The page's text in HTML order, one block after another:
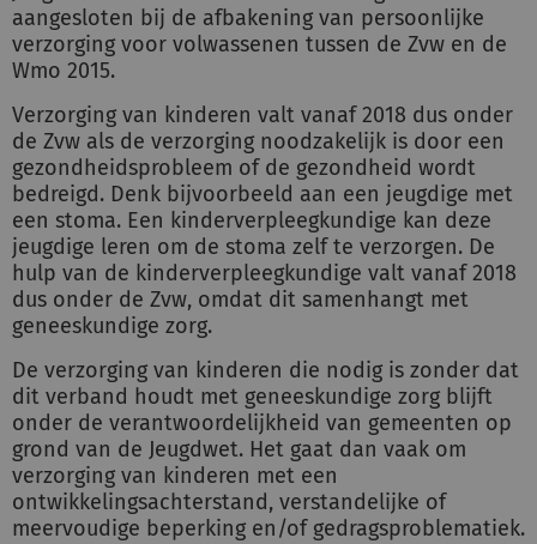
aangesloten bij de afbakening van persoonlijke
verzorging voor volwassenen tussen de Zvw en de
Wmo 2015.
Verzorging van kinderen valt vanaf 2018 dus onder
de Zvw als de verzorging noodzakelijk is door een
gezondheidsprobleem of de gezondheid wordt
bedreigd. Denk bijvoorbeeld aan een jeugdige met
een stoma. Een kinderverpleegkundige kan deze
jeugdige leren om de stoma zelf te verzorgen. De
hulp van de kinderverpleegkundige valt vanaf 2018
dus onder de Zvw, omdat dit samenhangt met
geneeskundige zorg.
De verzorging van kinderen die nodig is zonder dat
dit verband houdt met geneeskundige zorg blijft
onder de verantwoordelijkheid van gemeenten op
grond van de Jeugdwet. Het gaat dan vaak om
verzorging van kinderen met een
ontwikkelingsachterstand, verstandelijke of
meervoudige beperking en/of gedragsproblematiek.